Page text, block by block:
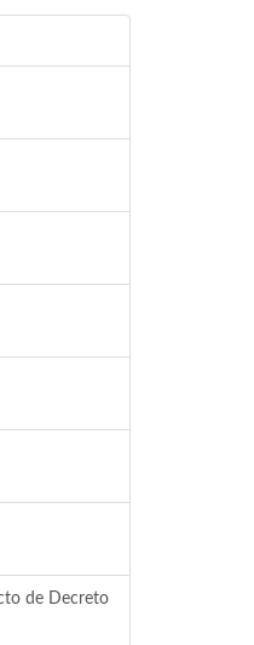
de Decreto